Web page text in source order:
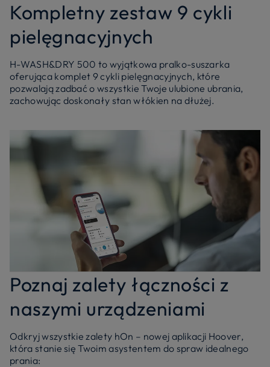
Kompletny zestaw 9 cykli
pielęgnacyjnych
H-WASH&DRY 500 to wyjątkowa pralko-suszarka
oferująca komplet 9 cykli pielęgnacyjnych, które
pozwalają zadbać o wszystkie Twoje ulubione ubrania,
zachowując doskonały stan włókien na dłużej.
Poznaj zalety łączności z
naszymi urządzeniami
Odkryj wszystkie zalety hOn – nowej aplikacji Hoover,
która stanie się Twoim asystentem do spraw idealnego
prania: